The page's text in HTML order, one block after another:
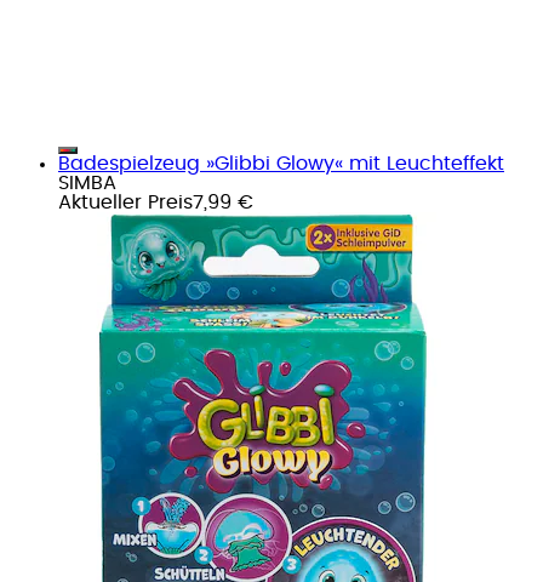
Badespielzeug »Glibbi Glowy« mit Leuchteffekt
SIMBA
Aktueller Preis7,99 €